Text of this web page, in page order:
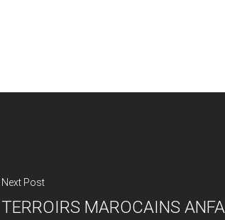
Next Post
TERROIRS MAROCAINS ANFA